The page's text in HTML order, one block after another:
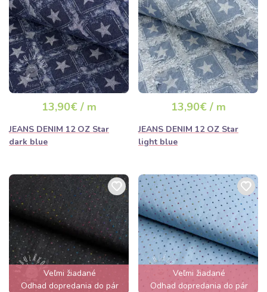
13,90€ / m
JEANS DENIM 12 OZ Star
dark blue
13,90€ / m
JEANS DENIM 12 OZ Star
light blue
Veľmi žiadané
Odhad dopredania do pár
Veľmi žiadané
Odhad dopredania do pár